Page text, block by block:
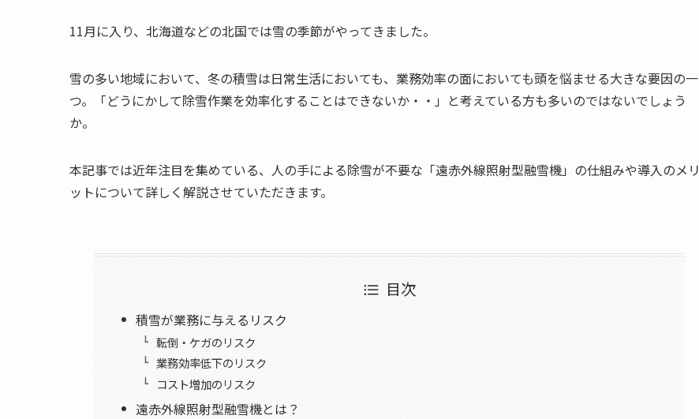
11月に入り、北海道などの北国では雪の季節がやってきました。
雪の多い地域において、冬の積雪は日常生活においても、業務効率の面においても頭を悩ませる大きな要因の一
つ。「どうにかして除雪作業を効率化することはできないか・・」と考えている方も多いのではないでしょう
か。
本記事では近年注目を集めている、人の手による除雪が不要な「遠赤外線照射型融雪機」の仕組みや導入のメリ
ットについて詳しく解説させていただきます。
目次
積雪が業務に与えるリスク
転倒・ケガのリスク
業務効率低下のリスク
コスト増加のリスク
遠赤外線照射型融雪機とは？